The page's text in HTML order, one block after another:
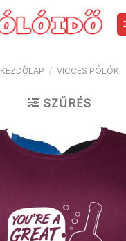
KEZDŐLAP / VICCES PÓLÓK
SZŰRÉS